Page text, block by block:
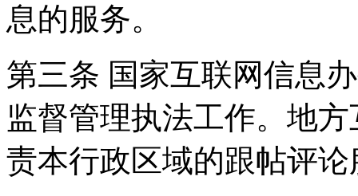
息的服务。
第三条 国家互联网信息
监督管理执法工作。地
责本行政区域的跟帖评